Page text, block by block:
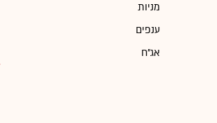
מניות
ענפים
אג"ח